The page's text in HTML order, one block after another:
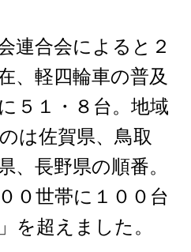
連合会によると２
、軽四輪車の普及
５１・８台。地域
は佐賀県、鳥取
、長野県の順番。
０世帯に１００台
を超えました。